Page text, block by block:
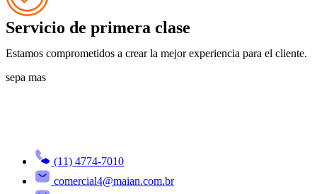
Servicio de primera clase
Estamos comprometidos a crear la mejor experiencia para el cliente.
sepa mas
(11) 4774-7010
comercial4@maian.com.br